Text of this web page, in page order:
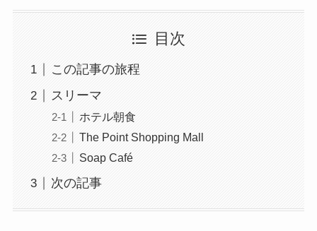
目次
この記事の旅程
スリーマ
ホテル朝食
The Point Shopping Mall
Soap Café
次の記事